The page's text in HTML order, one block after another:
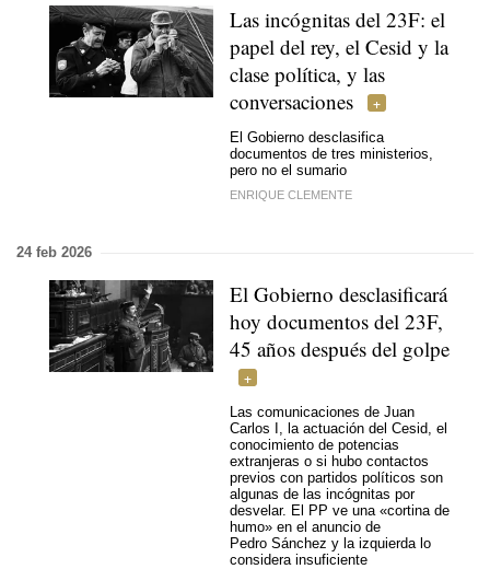
Las incógnitas del 23F: el
papel del rey, el Cesid y la
clase política, y las
conversaciones
El Gobierno desclasifica
documentos de tres ministerios,
pero no el sumario
ENRIQUE CLEMENTE
24 feb 2026
El Gobierno desclasificará
hoy documentos del 23F,
45 años después del golpe
Las comunicaciones de Juan
Carlos I, la actuación del Cesid, el
conocimiento de potencias
extranjeras o si hubo contactos
previos con partidos políticos son
algunas de las incógnitas por
desvelar. El PP ve una «cortina de
humo» en el anuncio de
Pedro Sánchez y la izquierda lo
considera insuficiente